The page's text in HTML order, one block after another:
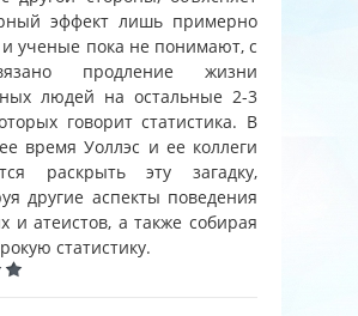
эффект лишь примерно
и ученые пока не понимают, с
продление жизни
людей на остальные 2-3
говорит статистика. В
время Уоллэс и ее коллеги
раскрыть эту загадку,
другие аспекты поведения
и атеистов, а также собирая
статистику.